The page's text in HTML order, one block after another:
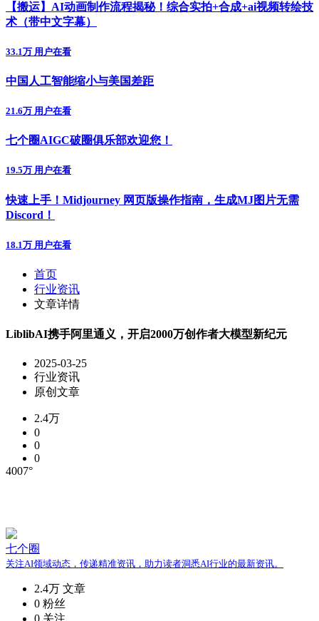
【搬运】AI动画制作流程揭秘！综合实拍+合成+ai视频转绘技
术（带中文字幕）
33.1万 用户在看
中国人工智能缩小与美国差距
21.6万 用户在看
七个圈AIGC破圈俱乐部欢迎您！
19.5万 用户在看
快速上手！Midjourney 网页版操作指南，生成MJ图片无需
Discord！
18.1万 用户在看
首页
行业资讯
文章详情
LiblibAI携手阿里通义，开启2000万创作者大模型新纪元
2025-03-25
行业资讯
原创文章
2.4万
0
0
0
4007°
七个圈
关注AI领域动态，传递精准资讯，助力读者洞悉AI行业的最新资讯。
2.4万 文章
0 粉丝